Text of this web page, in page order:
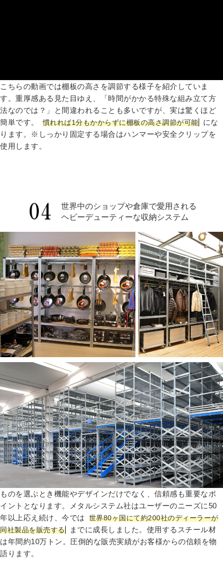
こちらの動画では棚板の高さを調節する様子を紹介していま
す。重厚感ある見た目ゆえ、「時間がかかる特殊な組み立て方
法なのでは？」と間違われることも多いですが、実は驚くほど
簡単です。
慣れれば1分もかからずに棚板の高さ調節が可能
にな
ります。※しっかり固定する場合はハンマーや安全クリップを
使用します。
世界中のショップや倉庫で愛用される
ヘビーデューティーな収納システム
ものを選ぶとき機能やデザインだけでなく、信頼感も重要なポ
イントとなります。メタルシステム社はユーザーのニーズに50
年以上応え続け、今では
世界80ヶ国にて約200社のディーラーが
同社製品を販売する
までに成長しました。使用するスチール材
は年間約10万トン。圧倒的な販売実績がお客様からの信頼を物
語ります。